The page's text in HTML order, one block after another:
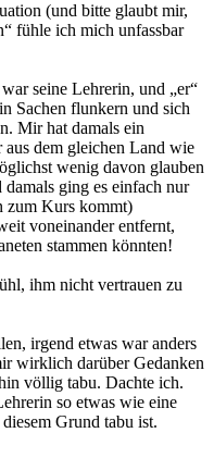
(und bitte glaubt mir,
fühle ich mich unfassbar
seine Lehrerin, und „er“
Sachen flunkern und sich
Mir hat damals ein
dem gleichen Land wie
wenig davon glauben
ging es einfach nur
zum Kurs kommt)
voneinander entfernt,
stammen könnten!
ihm nicht vertrauen zu
irgend etwas war anders
wirklich darüber Gedanken
völlig tabu. Dachte ich.
so etwas wie eine
Grund tabu ist.